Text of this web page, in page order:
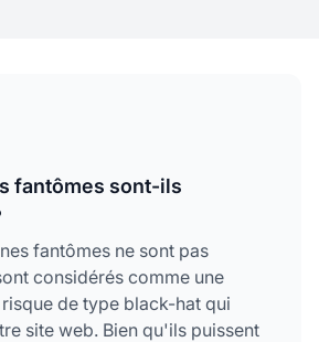
fantômes sont-ils
fantômes ne sont pas
considérés comme une
de type black-hat qui
site web. Bien qu'ils puissent